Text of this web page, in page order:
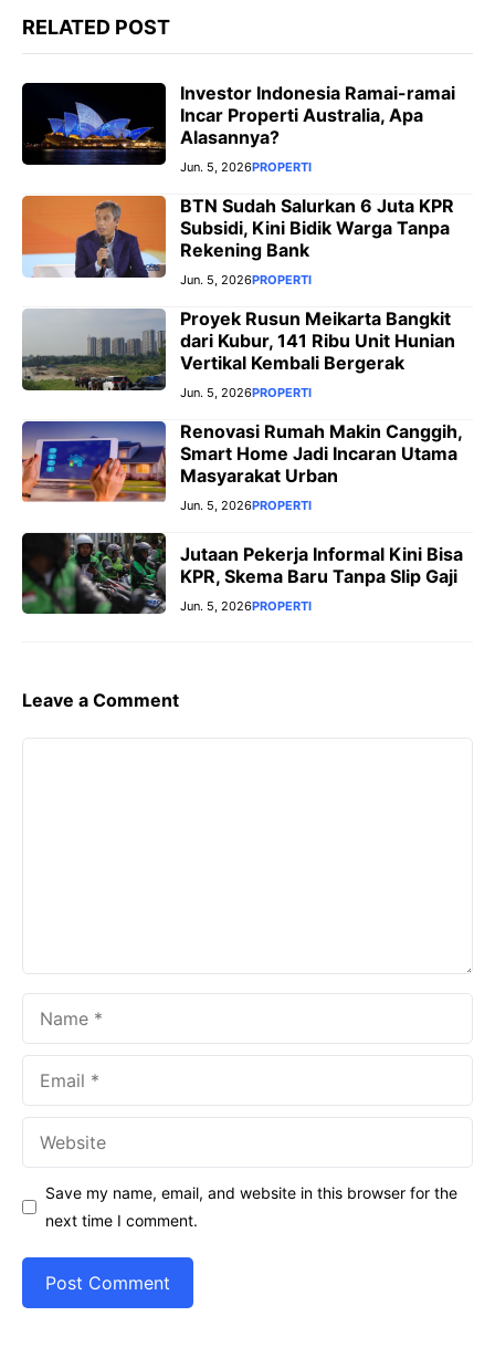
RELATED POST
Investor Indonesia Ramai-ramai
Incar Properti Australia, Apa
Alasannya?
Jun. 5, 2026PROPERTI
BTN Sudah Salurkan 6 Juta KPR
Subsidi, Kini Bidik Warga Tanpa
Rekening Bank
Jun. 5, 2026PROPERTI
Proyek Rusun Meikarta Bangkit
dari Kubur, 141 Ribu Unit Hunian
Vertikal Kembali Bergerak
Jun. 5, 2026PROPERTI
Renovasi Rumah Makin Canggih,
Smart Home Jadi Incaran Utama
Masyarakat Urban
Jun. 5, 2026PROPERTI
Jutaan Pekerja Informal Kini Bisa
KPR, Skema Baru Tanpa Slip Gaji
Jun. 5, 2026PROPERTI
Leave a Comment
Save my name, email, and website in this browser for the
next time I comment.